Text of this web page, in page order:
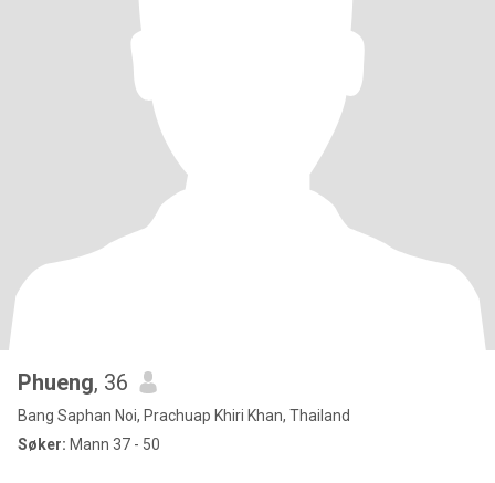
Phueng, 36
Bang Saphan Noi, Prachuap Khiri Khan, Thailand
Søker: Mann 37 - 50